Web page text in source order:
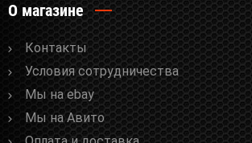
О магазине
Контакты
Условия сотрудничества
Мы на ebay
Мы на Авито